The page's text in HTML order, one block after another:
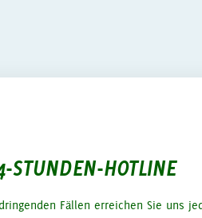
STUNDEN-HOTLINE
Fällen erreichen Sie uns